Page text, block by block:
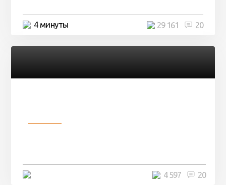
4 минуты 20
29 161
20
4 597